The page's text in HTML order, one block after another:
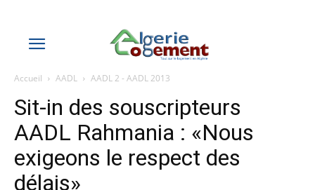
Accueil AADL AADL 2 - AADL 2013
Sit-in des souscripteurs
AADL Rahmania : «Nous
exigeons le respect des
délais»